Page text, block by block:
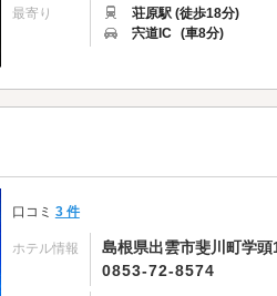
最寄り
荘原駅 (徒歩18分)
宍道IC (車8分)
口コミ 3 件
ホテル情報
島根県出雲市斐川町学
0853-72-8574